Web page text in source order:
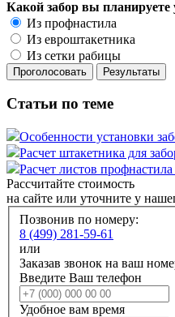
Какой забор вы планируете
Из профнастила
Из евроштакетника
Из сетки рабицы
Статьи по теме
Особенности установки
Расчет штакетника для
Расчет листов профнастила
Рассчитайте стоимость
на сайте или уточните у
Позвонив по номеру:
8 (499) 281-59-61
или
Заказав звонок на ваш
Введите Ваш телефон
Удобное вам время